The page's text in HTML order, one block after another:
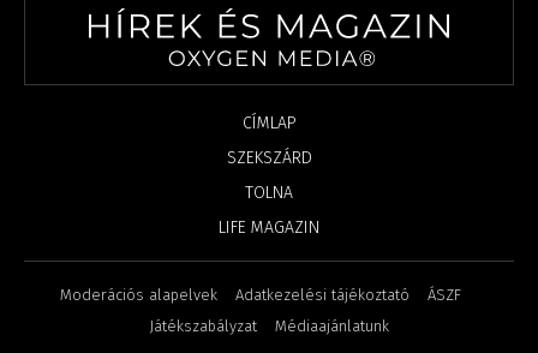
CÍMLAP
SZEKSZÁRD
TOLNA
LIFE MAGAZIN
Moderációs alapelvek Adatkezelési tájékoztató
ÁSZF
Játékszabályzat
Médiaajánlatunk